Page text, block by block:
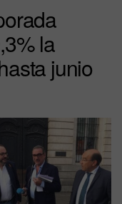
la
junio